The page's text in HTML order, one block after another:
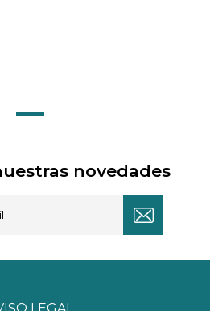
novedades